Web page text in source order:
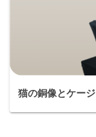
猫の銅像とケージ